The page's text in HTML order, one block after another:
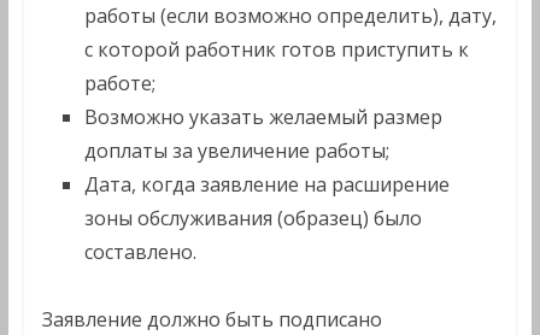
работы (если возможно определить), дату,
с которой работник готов приступить к
работе;
Возможно указать желаемый размер
доплаты за увеличение работы;
Дата, когда заявление на расширение
зоны обслуживания (образец) было
составлено.
Заявление должно быть подписано